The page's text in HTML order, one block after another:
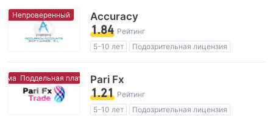
Высокие потенциальные риски
Непроверенный Accuracy
1.84 Рейтинг
5-10 лет
Подозрительная лицензия
Высокие потенциальные риски
Поддельная платформа Поддельная платформа
Pari Fx
1.21 Рейтинг
5-10 лет
Подозрительная лицензия